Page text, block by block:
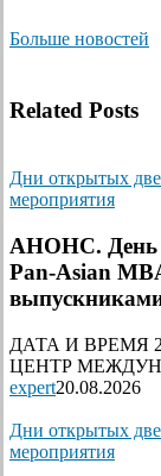
Больше новостей
Related Posts
Дни открытых
мероприятия
АНОНС. День
Pan-Asian
ДАТА И ВРЕМЯ
ЦЕНТР
expert20.08.2026
Дни открытых
мероприятия